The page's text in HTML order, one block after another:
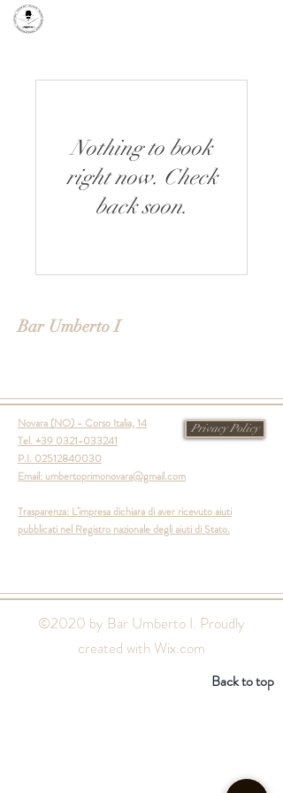
Nothing to book
right now. Check
back soon.
Bar Umberto I
Novara (NO) - Corso Italia, 14
Tel. +39 0321-033241
P.I. 02512840030
Email: umbertoprimonovara@gmail.com
Trasparenza: L’impresa dichiara di aver ricevuto aiuti
pubblicati nel Registro nazionale degli aiuti di Stato.
Privacy Policy
©2020 by Bar Umberto I. Proudly
created with Wix.com
Back to top